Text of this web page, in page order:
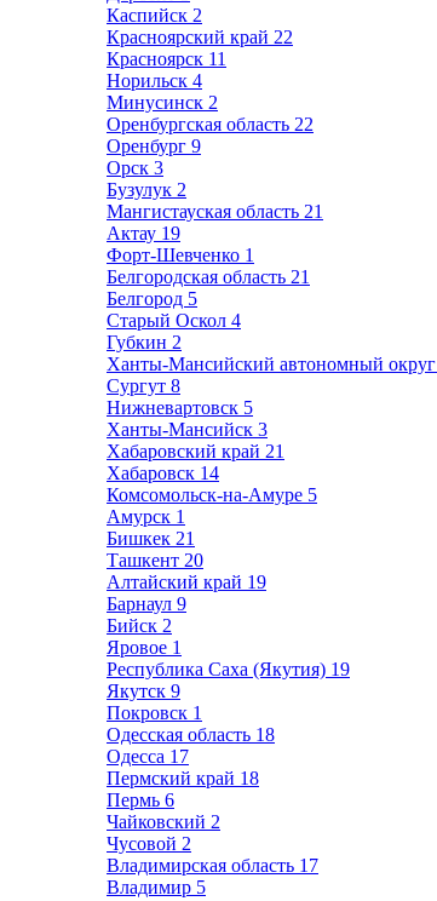
Каспийск 2
Красноярский край 22
Красноярск 11
Норильск 4
Минусинск 2
Оренбургская область 22
Оренбург 9
Орск 3
Бузулук 2
Мангистауская область 21
Актау 19
Форт-Шевченко 1
Белгородская область 21
Белгород 5
Старый Оскол 4
Губкин 2
Ханты-Мансийский автономный округ
Сургут 8
Нижневартовск 5
Ханты-Мансийск 3
Хабаровский край 21
Хабаровск 14
Комсомольск-на-Амуре 5
Амурск 1
Бишкек 21
Ташкент 20
Алтайский край 19
Барнаул 9
Бийск 2
Яровое 1
Республика Саха (Якутия) 19
Якутск 9
Покровск 1
Одесская область 18
Одесса 17
Пермский край 18
Пермь 6
Чайковский 2
Чусовой 2
Владимирская область 17
Владимир 5